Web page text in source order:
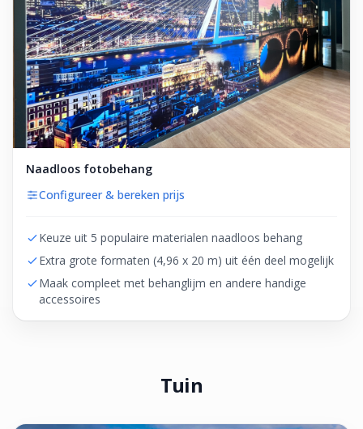
Naadloos fotobehang
Configureer & bereken prijs
Keuze uit 5 populaire materialen naadloos behang
Extra grote formaten (4,96 x 20 m) uit één deel mogelijk
Maak compleet met behanglijm en andere handige
accessoires
Tuin